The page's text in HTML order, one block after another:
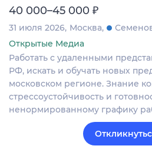
40 000–45 000 ₽
31 июля 2026 Москва
Открытые Медиа
Работать с удаленными
РФ, искать и обучать новых
московском регионе. Знание
стрессоустойчивость и
ненормированному графику